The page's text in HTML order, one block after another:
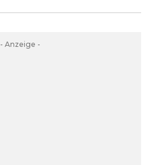
- Anzeige -